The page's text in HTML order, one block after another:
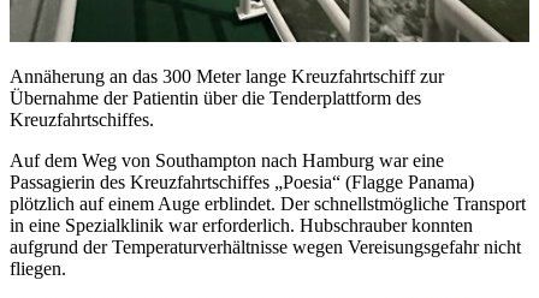
Annäherung an das 300 Meter lange Kreuzfahrtschiff zur
Übernahme der Patientin über die Tenderplattform des
Kreuzfahrtschiffes.
Auf dem Weg von Southampton nach Hamburg war eine
Passagierin des Kreuzfahrtschiffes „Poesia“ (Flagge Panama)
plötzlich auf einem Auge erblindet. Der schnellstmögliche Transport
in eine Spezialklinik war erforderlich. Hubschrauber konnten
aufgrund der Temperaturverhältnisse wegen Vereisungsgefahr nicht
fliegen.